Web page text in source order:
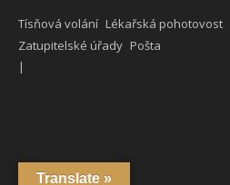
Tísňová volání Lékařská pohotovost
Zatupitelské úřady Pošta
Translate »